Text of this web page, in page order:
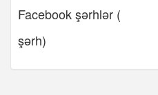
Facebook şərhlər (
şərh)